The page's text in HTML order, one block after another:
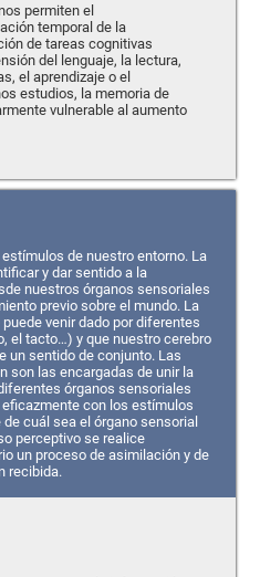
permiten el
temporal de la
de tareas cognitivas
del lenguaje, la lectura,
el aprendizaje o el
estudios, la memoria de
vulnerable al aumento
de nuestro entorno. La
y dar sentido a la
nuestros órganos sensoriales
previo sobre el mundo. La
venir dado por diferentes
el tacto…) y que nuestro cerebro
un sentido de conjunto. Las
son las encargadas de unir la
órganos sensoriales
con los estímulos
cuál sea el órgano sensorial
perceptivo se realice
un proceso de asimilación y de
recibida.